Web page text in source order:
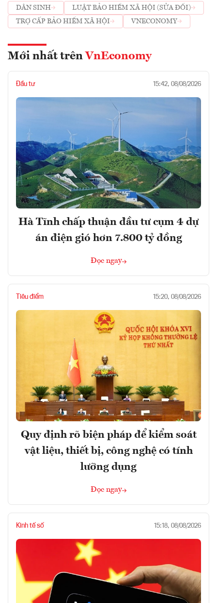
DÂN SINH
LUẬT BẢO HIỂM XÃ HỘI (SỬA ĐỔI)
TRỢ CẤP BẢO HIỂM XÃ HỘI
VNECONOMY
Mới nhất trên VnEconomy
Đầu tư 15:42, 08/08/2026
Hà Tĩnh chấp thuận đầu tư cụm 4 dự
án điện gió hơn 7.800 tỷ đồng
Đọc ngay
Tiêu điểm 15:20, 08/08/2026
Quy định rõ biện pháp để kiểm soát
vật liệu, thiết bị, công nghệ có tính
lưỡng dụng
Đọc ngay
Kinh tế số 15:18, 08/08/2026